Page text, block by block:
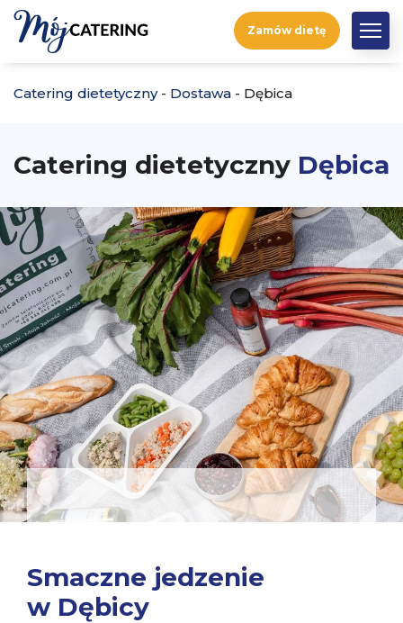
Zamów dietę
Catering dietetyczny- Dostawa - Dębica
Catering dietetyczny Dębica
Smaczne jedzenie
w Dębicy